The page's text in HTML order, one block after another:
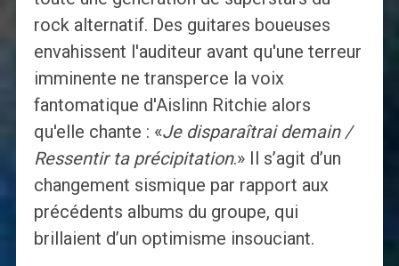
rock alternatif. Des guitares boueuses
envahissent l'auditeur avant qu'une terreur
imminente ne transperce la voix
fantomatique d'Aislinn Ritchie alors
qu'elle chante : «Je disparaîtrai demain /
Ressentir ta précipitation.» Il s’agit d’un
changement sismique par rapport aux
précédents albums du groupe, qui
brillaient d’un optimisme insouciant.